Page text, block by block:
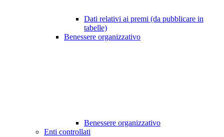
Dati relativi ai premi (da pubblicare in
tabelle)
Benessere organizzativo
Benessere organizzativo
Enti controllati